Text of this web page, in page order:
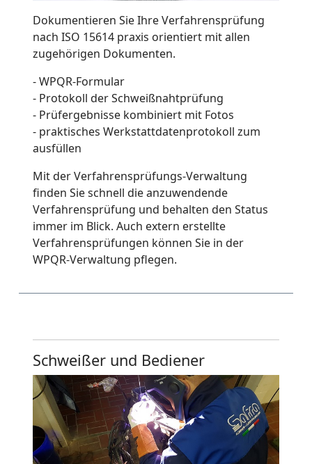
Dokumentieren Sie Ihre Verfahrensprüfung
nach ISO 15614 praxis orientiert mit allen
zugehörigen Dokumenten.
- WPQR-Formular
- Protokoll der Schweißnahtprüfung
- Prüfergebnisse kombiniert mit Fotos
- praktisches Werkstattdatenprotokoll zum
ausfüllen
Mit der Verfahrensprüfungs-Verwaltung
finden Sie schnell die anzuwendende
Verfahrensprüfung und behalten den Status
immer im Blick. Auch extern erstellte
Verfahrensprüfungen können Sie in der
WPQR-Verwaltung pflegen.
Schweißer und Bediener